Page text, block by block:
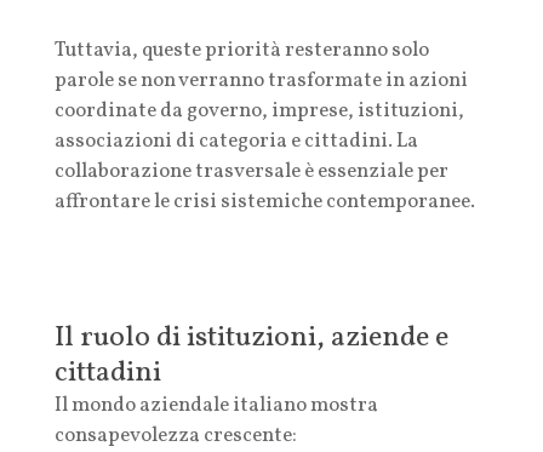
Tuttavia, queste priorità resteranno solo
parole se non verranno trasformate in azioni
coordinate da governo, imprese, istituzioni,
associazioni di categoria e cittadini. La
collaborazione trasversale è essenziale per
affrontare le crisi sistemiche contemporanee.
Il ruolo di istituzioni, aziende e
cittadini
Il mondo aziendale italiano mostra
consapevolezza crescente: